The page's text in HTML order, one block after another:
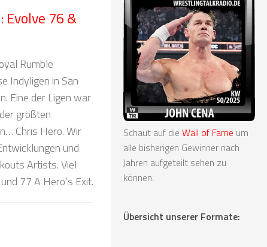
Evolve 76 &
Rumble
Indyligen in San
Eine der Ligen war
größten
Chris Hero. Wir
und
Artists. Viel
77 A Hero’s Exit.
Schaut auf die Wall of Fame um
alle bisherigen Gewinner nach
Jahren aufgeteilt sehen zu
können.
Übersicht unserer Formate: